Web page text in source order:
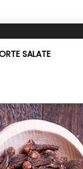
SALATE